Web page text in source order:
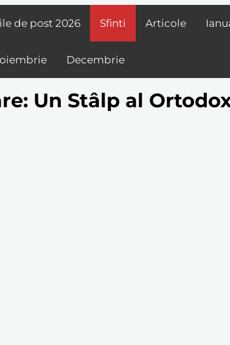
de post2026 Sfinti Articole
Decembrie
Un Stâlp al